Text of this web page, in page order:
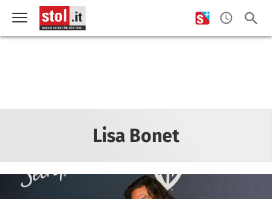
Lisa Bonet